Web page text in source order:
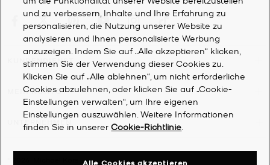
KUNDENDIENST
MEIN KONTO
UNTERNEHMEN
und zu verbessern, Inhalte und Ihre Erfahrung zu
personalisieren, die Nutzung unserer Website zu
analysieren und Ihnen personalisierte Werbung
anzuzeigen. Indem Sie auf „Alle akzeptieren“ klicken,
stimmen Sie der Verwendung dieser Cookies zu.
Klicken Sie auf „Alle ablehnen“, um nicht erforderliche
Cookies abzulehnen, oder klicken Sie auf „Cookie-
Einstellungen verwalten“, um Ihre eigenen
Einstellungen auszuwählen. Weitere Informationen
finden Sie in unsererCookie-Richtlinie
Alle Cookies akzeptieren